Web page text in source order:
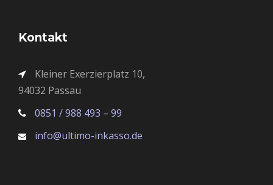
Kontakt
Kleiner Exerzierplatz 10,
94032 Passau
0851 / 988 493 – 99
info@ultimo-inkasso.de